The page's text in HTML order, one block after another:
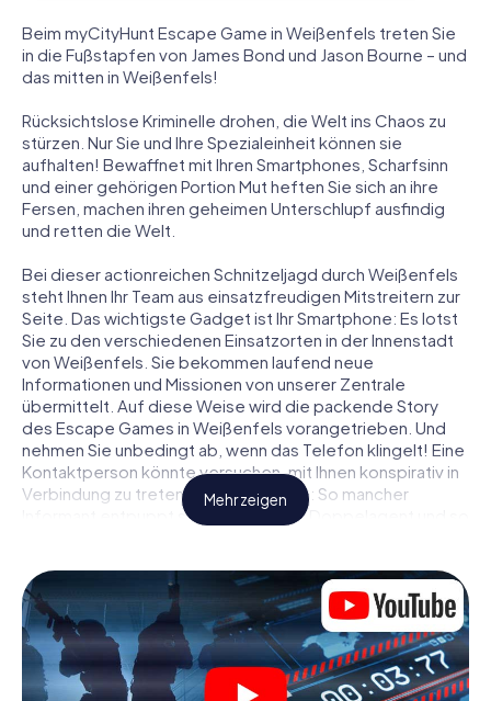
Beim myCityHunt Escape Game in Weißenfels treten Sie
in die Fußstapfen von James Bond und Jason Bourne – und
das mitten in Weißenfels!
Rücksichtslose Kriminelle drohen, die Welt ins Chaos zu
stürzen. Nur Sie und Ihre Spezialeinheit können sie
aufhalten! Bewaffnet mit Ihren Smartphones, Scharfsinn
und einer gehörigen Portion Mut heften Sie sich an ihre
Fersen, machen ihren geheimen Unterschlupf ausfindig
und retten die Welt.
Bei dieser actionreichen Schnitzeljagd durch Weißenfels
steht Ihnen Ihr Team aus einsatzfreudigen Mitstreitern zur
Seite. Das wichtigste Gadget ist Ihr Smartphone: Es lotst
Sie zu den verschiedenen Einsatzorten in der Innenstadt
von Weißenfels. Sie bekommen laufend neue
Informationen und Missionen von unserer Zentrale
übermittelt. Auf diese Weise wird die packende Story
des Escape Games in Weißenfels vorangetrieben. Und
nehmen Sie unbedingt ab, wenn das Telefon klingelt! Eine
Kontaktperson könnte versuchen, mit Ihnen konspirativ in
Verbindung zu treten … Doch Vorsicht: So mancher
Informant entpuppt sich als dubioser Doppelagent und so
und vor allem: Vertrauen Sie niemandem!
Anders als in einem klassischen Escape Room in
Weißenfels sind Sie also nicht in ein Zimmer eingesperrt,
aus dem Sie sich in einem vorgegebenen Zeitfenster
befreien müssen. Diese Smartphone Schnitzeljagd erklärt
Mehr zeigen